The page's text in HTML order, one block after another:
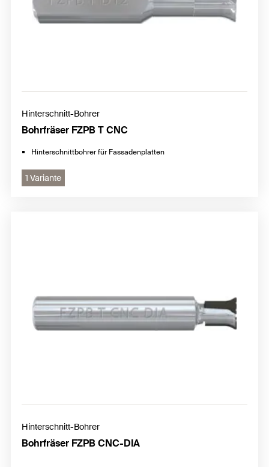
Hinterschnitt-Bohrer
Bohrfräser FZPB T CNC
Hinterschnittbohrer für Fassadenplatten
1 Variante
Hinterschnitt-Bohrer
Bohrfräser FZPB CNC-DIA